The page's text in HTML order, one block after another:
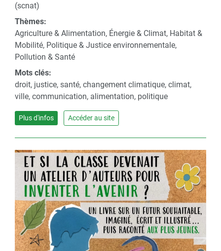
(scnat)
Thèmes:
Agriculture & Alimentation, Énergie & Climat, Habitat &
Mobilité, Politique & Justice environnementale,
Pollution & Santé
Mots clés:
droit, justice, santé, changement climatique, climat,
ville, communication, alimentation, politique
Plus d'infos Accéder au site